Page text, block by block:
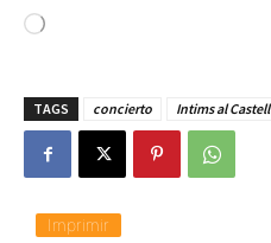
C
a
n
d
o
TAGS concierto Intims al Castell
Imprimir